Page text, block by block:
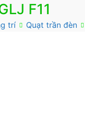
F11
trí Quạt trần đèn